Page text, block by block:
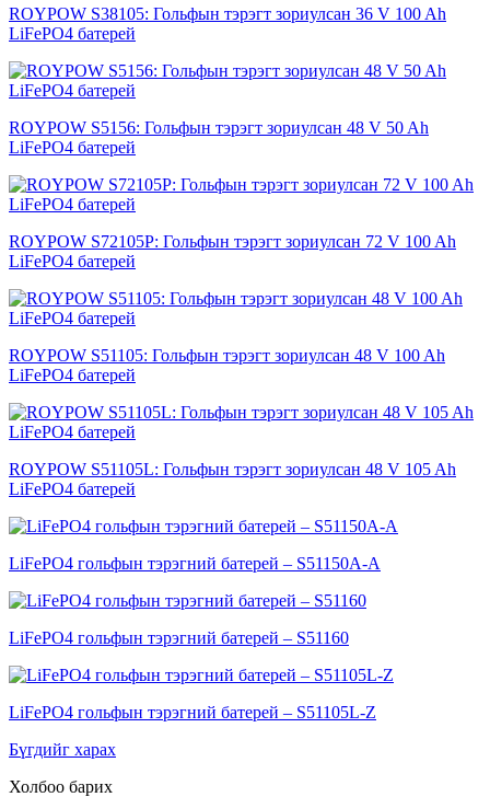
ROYPOW S38105: Гольфын тэрэгт зориулсан 36 V 100 Ah
LiFePO4 батерей
ROYPOW S5156: Гольфын тэрэгт зориулсан 48 V 50 Ah
LiFePO4 батерей
ROYPOW S72105P: Гольфын тэрэгт зориулсан 72 V 100 Ah
LiFePO4 батерей
ROYPOW S51105: Гольфын тэрэгт зориулсан 48 V 100 Ah
LiFePO4 батерей
ROYPOW S51105L: Гольфын тэрэгт зориулсан 48 V 105 Ah
LiFePO4 батерей
LiFePO4 гольфын тэрэгний батерей – S51150A-A
LiFePO4 гольфын тэрэгний батерей – S51160
LiFePO4 гольфын тэрэгний батерей – S51105L-Z
Бүгдийг харах
Холбоо барих